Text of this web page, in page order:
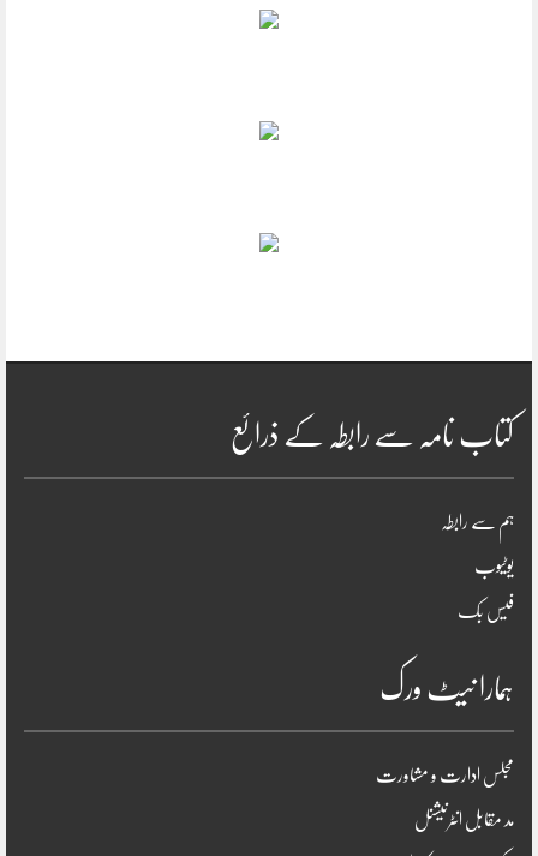
کتاب نامہ سے رابطہ کے ذرائع
ہم سے رابطہ
یوٹیوب
فیس بک
ہمارا نیٹ ورک
مجلس ادارت و مشاورت
مد مقابل انٹرنیشنل